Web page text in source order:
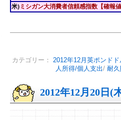
米) ミシガン大消費者信頼感指数【確報
カテゴリー： 2012年12月英ポンドド
人所得/個人支出/ 耐
2012年12月20日(